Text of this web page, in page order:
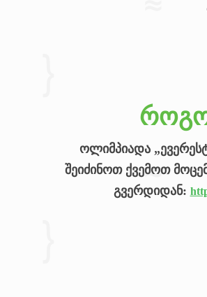
ოლიმპიადა
შეიძინოთ ქვემოთ
გვერდიდან: